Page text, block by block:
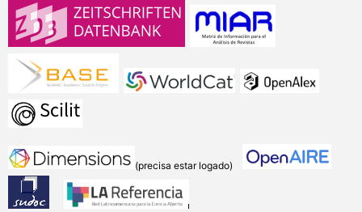
(precisa estar logado)